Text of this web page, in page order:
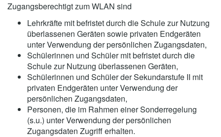
Zugangsberechtigt zum WLAN sind
Lehrkräfte mit befristet durch die Schule zur Nutzung
überlassenen Geräten sowie privaten Endgeräten
unter Verwendung der persönlichen Zugangsdaten,
Schülerinnen und Schüler mit befristet durch die
Schule zur Nutzung überlassenen Geräten,
Schülerinnen und Schüler der Sekundarstufe II mit
privaten Endgeräten unter Verwendung der
persönlichen Zugangsdaten,
Personen, die im Rahmen einer Sonderregelung
(s.u.) unter Verwendung der persönlichen
Zugangsdaten Zugriff erhalten.